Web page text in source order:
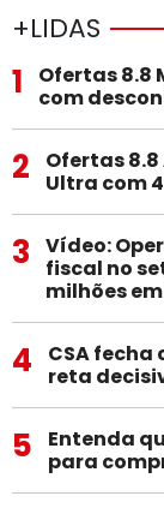
+LIDAS
1
Ofertas 8.8
com
2
Ofertas 8.8
Ultra com
3
Vídeo:
fiscal no
milhões em
4
CSA
reta
5
Entenda
para